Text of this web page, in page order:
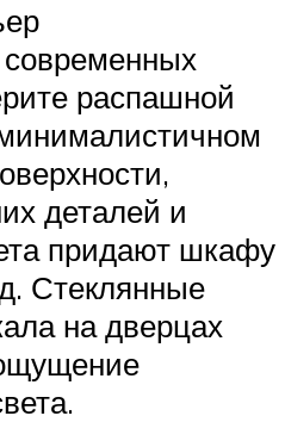
распашной
деталей и
придают шкафу
Стеклянные
на дверцах